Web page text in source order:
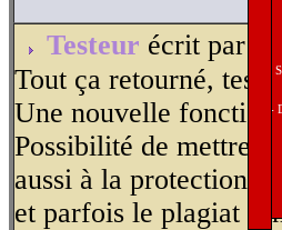
Testeur écrit par
Tout ça retourné,
Une nouvelle fonction
Possibilité de mettre
aussi à la protection
et parfois le plagiat
-
-